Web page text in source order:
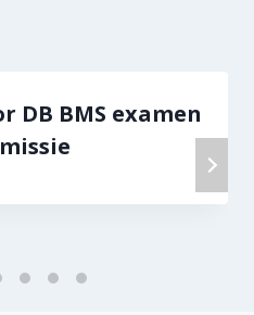
DB BMS examen